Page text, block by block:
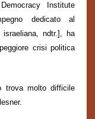
Institute
dedicato al
ndtr.], ha
crisi politica
trova molto difficile